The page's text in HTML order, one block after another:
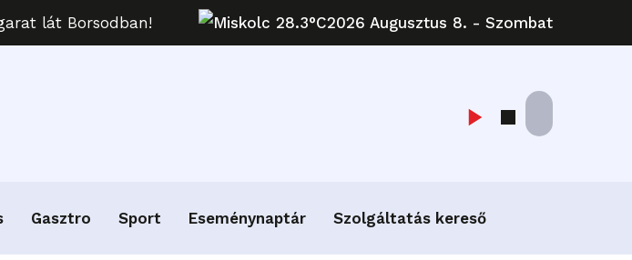
lát Borsodban! Miskolc 28.3°C2026 Augusztus 8. - Szombat
Gasztro Sport Eseménynaptár Szolgáltatás kereső